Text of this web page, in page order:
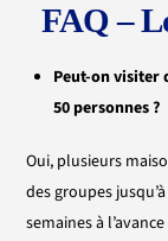
FAQ –
Peut-on visiter
50 personnes ?
Oui, plusieurs
des groupes
semaines à